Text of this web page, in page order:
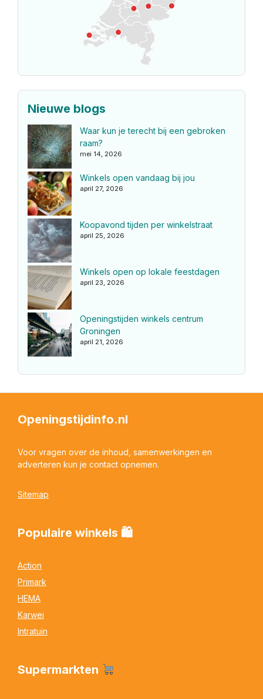
Nieuwe blogs
Waar kun je terecht bij een gebroken
raam?
mei 14, 2026
Winkels open vandaag bij jou
april 27, 2026
Koopavond tijden per winkelstraat
april 25, 2026
Winkels open op lokale feestdagen
april 23, 2026
Openingstijden winkels centrum
Groningen
april 21, 2026
Openingstijdinfo.nl
Voor vragen over de inhoud, samenwerkingen en
adverteren kun je contact opnemen.
Sitemap
Populaire winkels 🛍
Action
Primark
HEMA
Karwei
Intratuin
Supermarkten